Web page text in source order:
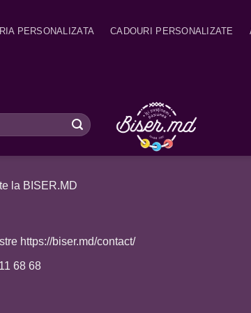
PERSONALIZATA CADOURI PERSONALIZATE
la BISER.MD
https://biser.md/contact/
68 68